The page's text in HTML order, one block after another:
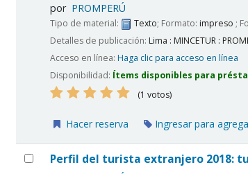
por PROMPERÚ
Tipo de material: Texto; Formato:impreso ;
Detalles de publicación:Lima : MINCETUR :
Acceso en línea:Haga clic para acceso en línea
Disponibilidad: Ítems disponibles para
(1 votos)
Hacer reserva Ingresar para
Perfil del turista extranjero 2018: